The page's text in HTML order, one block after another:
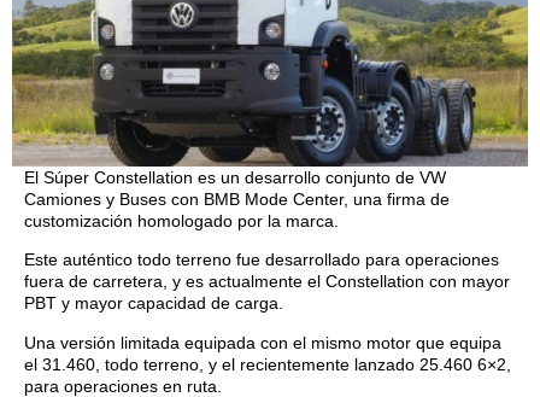
El Súper Constellation es un desarrollo conjunto de VW
Camiones y Buses con BMB Mode Center, una firma de
customización homologado por la marca.
Este auténtico todo terreno fue desarrollado para operaciones
fuera de carretera, y es actualmente el Constellation con mayor
PBT y mayor capacidad de carga.
Una versión limitada equipada con el mismo motor que equipa
el 31.460, todo terreno, y el recientemente lanzado 25.460 6×2,
para operaciones en ruta.